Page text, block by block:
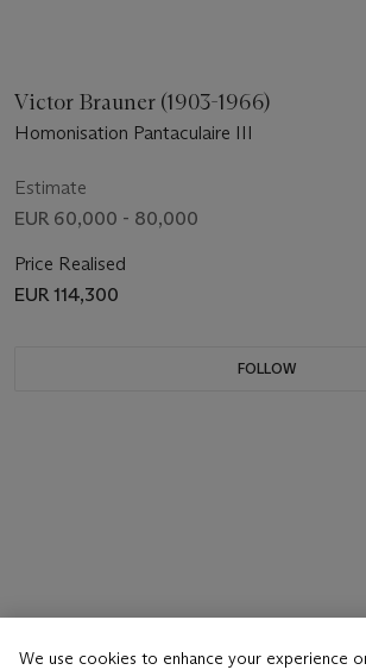
Victor Brauner (1903-1966)
Homonisation Pantaculaire III
Estimate
EUR 60,000 - 80,000
Price Realised
EUR 114,300
FOLLOW
We use cookies to enhance your experience